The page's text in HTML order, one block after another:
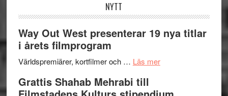
NYTT
Way Out West presenterar 19 nya titlar
i årets filmprogram
Världspremiärer, kortfilmer och … Läs merom
Grattis Shahab Mehrabi till